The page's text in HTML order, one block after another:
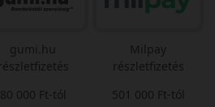
gumi.hu
részletfizetés
80 000 Ft-tól
Milpay
részletfizetés
501 000 Ft-tól